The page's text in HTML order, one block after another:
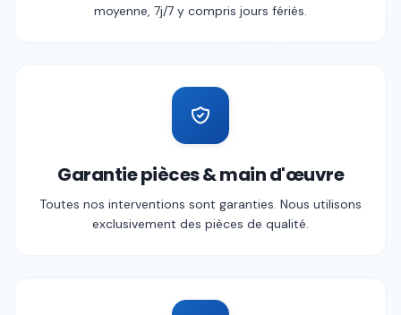
moyenne, 7j/7 y compris jours fériés.
Garantie pièces & main d'œuvre
Toutes nos interventions sont garanties. Nous utilisons
exclusivement des pièces de qualité.